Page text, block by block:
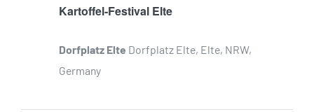
Kartoffel-Festival Elte
Dorfplatz Elte Dorfplatz Elte, Elte, NRW,
Germany